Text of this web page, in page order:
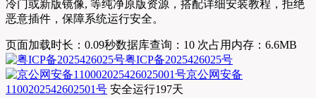
冷门或新版镜像, 等纯净原版资源，搭配详细安装教程，拒绝
恶意插件，保障系统运行安全。
页面加载时长：0.09秒数据库查询：10 次占用内存：6.6MB
粤ICP备2025426025号
京公网安备
1100202542602501号 安全运行197天